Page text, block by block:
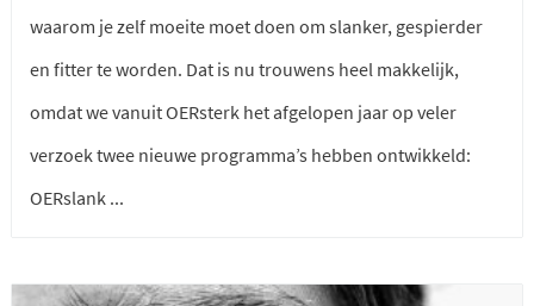
waarom je zelf moeite moet doen om slanker, gespierder
en fitter te worden. Dat is nu trouwens heel makkelijk,
omdat we vanuit OERsterk het afgelopen jaar op veler
verzoek twee nieuwe programma’s hebben ontwikkeld:
OERslank ...